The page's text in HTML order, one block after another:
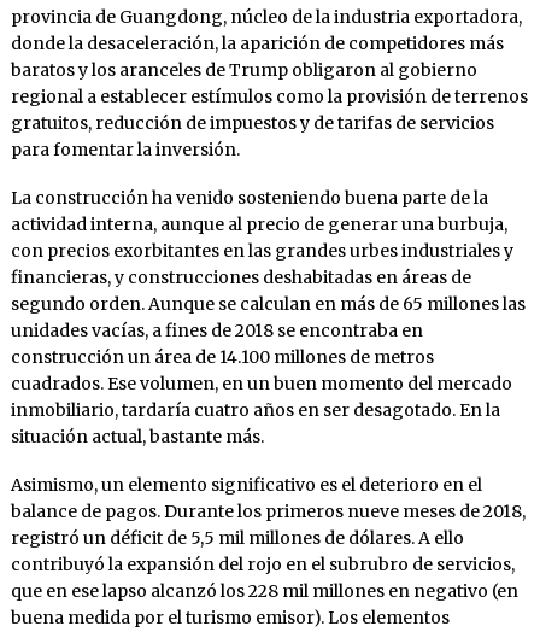
provincia de Guangdong, núcleo de la industria exportadora,
donde la desaceleración, la aparición de competidores más
baratos y los aranceles de Trump obligaron al gobierno
regional a establecer estímulos como la provisión de terrenos
gratuitos, reducción de impuestos y de tarifas de servicios
para fomentar la inversión.
La construcción ha venido sosteniendo buena parte de la
actividad interna, aunque al precio de generar una burbuja,
con precios exorbitantes en las grandes urbes industriales y
financieras, y construcciones deshabitadas en áreas de
segundo orden. Aunque se calculan en más de 65 millones las
unidades vacías, a fines de 2018 se encontraba en
construcción un área de 14.100 millones de metros
cuadrados. Ese volumen, en un buen momento del mercado
inmobiliario, tardaría cuatro años en ser desagotado. En la
situación actual, bastante más.
Asimismo, un elemento significativo es el deterioro en el
balance de pagos. Durante los primeros nueve meses de 2018,
registró un déficit de 5,5 mil millones de dólares. A ello
contribuyó la expansión del rojo en el subrubro de servicios,
que en ese lapso alcanzó los 228 mil millones en negativo (en
buena medida por el turismo emisor). Los elementos